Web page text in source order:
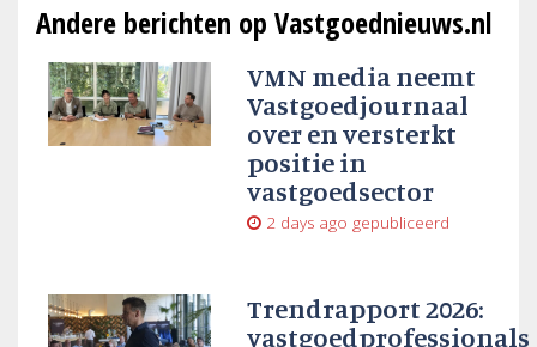
Andere berichten op Vastgoednieuws.nl
VMN media neemt
Vastgoedjournaal
over en versterkt
positie in
vastgoedsector
2 days ago gepubliceerd
Trendrapport 2026:
vastgoedprofessionals